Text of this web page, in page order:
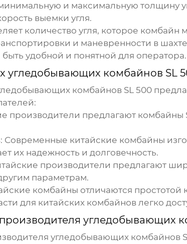
и максимальную толщину
выемки угля.
количество угля, которое
и маневренности в
удобной и понятной для оператора.
угледобывающих комбайнов SL
комбайнов SL 500
производители предлагают комбайны
Современные китайские комбайны
их надежность и долговечность.
производители предлагают
параметрам.
комбайны отличаются простотой
для китайских комбайновлегко
угледобывающих
угледобывающих комбайнов